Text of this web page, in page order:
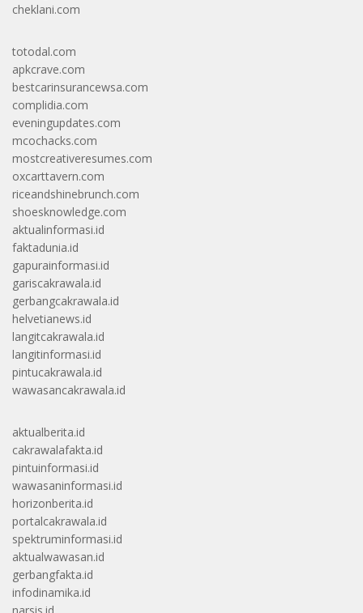
cheklani.com
totodal.com
apkcrave.com
bestcarinsurancewsa.com
complidia.com
eveningupdates.com
mcochacks.com
mostcreativeresumes.com
oxcarttavern.com
riceandshinebrunch.com
shoesknowledge.com
aktualinformasi.id
faktadunia.id
gapurainformasi.id
gariscakrawala.id
gerbangcakrawala.id
helvetianews.id
langitcakrawala.id
langitinformasi.id
pintucakrawala.id
wawasancakrawala.id
aktualberita.id
cakrawalafakta.id
pintuinformasi.id
wawasaninformasi.id
horizonberita.id
portalcakrawala.id
spektruminformasi.id
aktualwawasan.id
gerbangfakta.id
infodinamika.id